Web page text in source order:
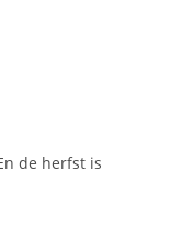
de herfst is